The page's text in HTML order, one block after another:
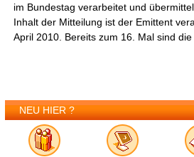
im Bundestag verarbeitet und
Inhalt der Mitteilung ist der Emittent
April 2010. Bereits zum 16. Mal sind die
NEU HIER ?